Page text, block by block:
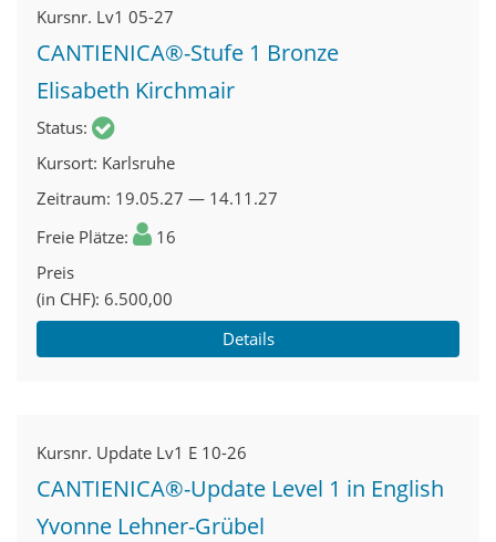
Kursnr. Lv1 05-27
CANTIENICA®-Stufe 1 Bronze
Elisabeth Kirchmair
Status
Kursort Karlsruhe
Zeitraum 19.05.27 — 14.11.27
Freie Plätze
16
Preis
(in CHF) 6.500,00
Details
Kursnr. Update Lv1 E 10-26
CANTIENICA®-Update Level 1 in English
Yvonne Lehner-Grübel